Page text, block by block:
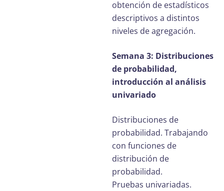
obtención de estadísticos
descriptivos a distintos
niveles de agregación.
Semana 3: Distribuciones
de probabilidad,
introducción al análisis
univariado
Distribuciones de
probabilidad. Trabajando
con funciones de
distribución de
probabilidad.
Pruebas univariadas.